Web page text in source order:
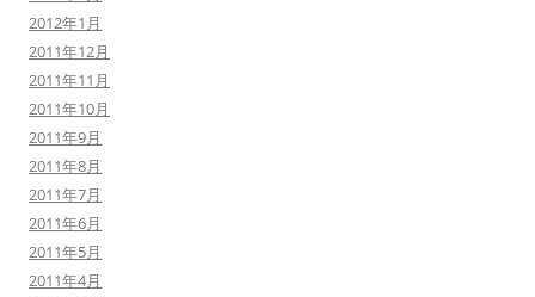
2012年1月
2011年12月
2011年11月
2011年10月
2011年9月
2011年8月
2011年7月
2011年6月
2011年5月
2011年4月